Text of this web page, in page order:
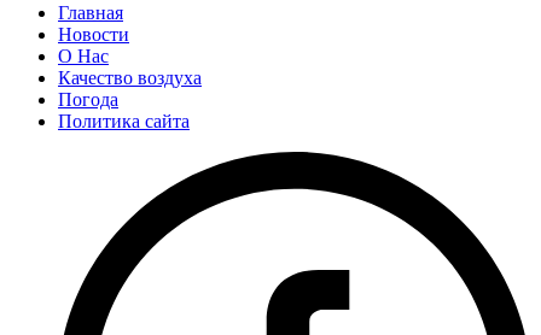
Главная
Новости
О Нас
Качество воздуха
Погода
Политика сайта